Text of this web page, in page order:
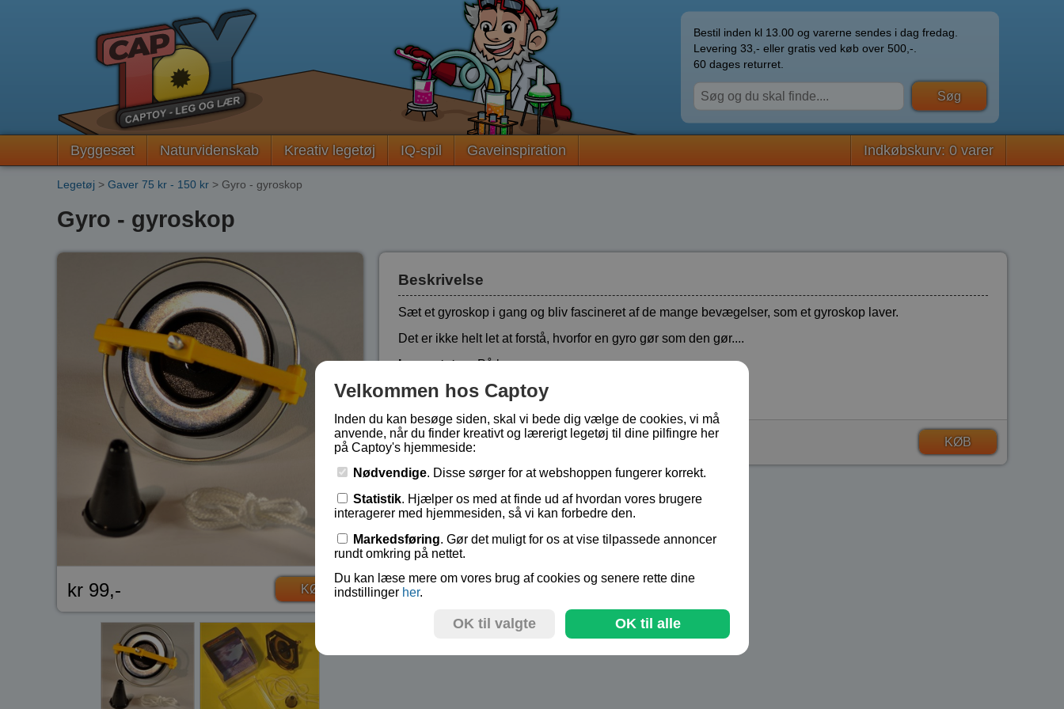
Bestil inden kl 13.00 og varerne sendes i dag fredag.
Levering 33,- eller gratis ved køb over 500,-.
60 dages returret.
Byggesæt Naturvidenskab Kreativ legetøj IQ-spil Gaveinspiration Indkøbskurv: 0 varer
Legetøj > Gaver 75 kr - 150 kr > Gyro - gyroskop
Gyro - gyroskop
kr 99,- KØB
Beskrivelse
Sæt et gyroskop i gang og bliv fascineret af de mange bevægelser, som et gyroskop laver.
Det er ikke helt let at forstå, hvorfor en gyro gør som den gør....
Lagerstatus:På lager
Vare nr.:AN-1241
kr 99,- KØB
Velkommen hos Captoy
Inden du kan besøge siden, skal vi bede dig vælge de cookies, vi må
anvende, når du finder kreativt og lærerigt legetøj til dine pilfingre her
på Captoy's hjemmeside:
Nødvendige. Disse sørger for at webshoppen fungerer korrekt.
Statistik. Hjælper os med at finde ud af hvordan vores brugere
interagerer med hjemmesiden, så vi kan forbedre den.
Markedsføring. Gør det muligt for os at vise tilpassede annoncer
rundt omkring på nettet.
Du kan læse mere om vores brug af cookies og senere rette dine
indstillinger her.
OK til valgte OK til alle